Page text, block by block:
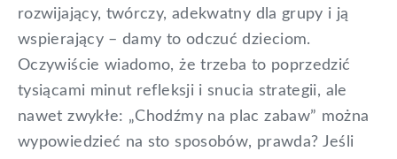
rozwijający, twórczy, adekwatny dla grupy i ją
wspierający – damy to odczuć dzieciom.
Oczywiście wiadomo, że trzeba to poprzedzić
tysiącami minut refleksji i snucia strategii, ale
nawet zwykłe: „Chodźmy na plac zabaw” można
wypowiedzieć na sto sposobów, prawda? Jeśli